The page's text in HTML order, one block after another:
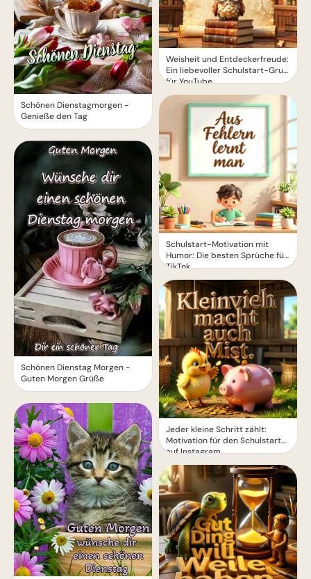
Schönen Dienstagmorgen -
Genieße den Tag
Schönen Dienstag Morgen -
Guten Morgen Grüße
Weisheit und Entdeckerfreude:
Ein liebevoller Schulstart-Gruß
für YouTube
Schulstart-Motivation mit
Humor: Die besten Sprüche für
TikTok
Jeder kleine Schritt zählt:
Motivation für den Schulstart
auf Instagram.